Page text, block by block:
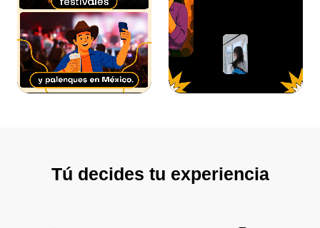
Tú decides tu experiencia